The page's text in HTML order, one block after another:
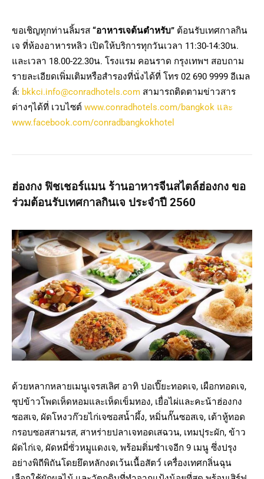
ขอเชิญทุกท่านลิ้มรส “อาหารเจต้นตำหรับ” ต้อนรับเทศกาลกิน
เจ ที่ห้องอาหารหลิว เปิดให้บริการทุกวันเวลา 11:30-14:30น.
และเวลา 18.00-22.30น. โรงแรม คอนราด กรุงเทพฯ สอบถาม
รายละเอียดเพิ่มเติมหรือสำรองที่นั่งได้ที่ โทร 02 690 9999 อีเมล
ล์: bkkci.info@conradhotels.com สามารถติดตามข่าวสาร
ต่างๆได้ที่ เวบไซต์ www.conradhotels.com/bangkok และ
www.facebook.com/conradbangkokhotel
ฮ่องกง ฟิชเชอร์แมน ร้านอาหารจีนสไตล์ฮ่องกง ขอ
ร่วมต้อนรับเทศกาลกินเจ ประจำปี 2560
ด้วยหลากหลายเมนูเจรสเลิศ อาทิ ปอเปี๊ยะทอดเจ, เผือกทอดเจ,
ซุปข้าวโพดเห็ดหอมและเห็ดเข็มทอง, เยื่อไผ่และคะน้าฮ่องกง
ซอสเจ, ผัดโหงวก๊วยไก่เจซอสน้ำผึ้ง, หมิ่นกั๊นซอสเจ, เต้าหู้ทอด
กรอบซอสสามรส, สาหร่ายปลาเจทอดเสฉวน, เทมปุระผัก, ข้าว
ผัดไก่เจ, ผัดหมี่ซั่วหมูแดงเจ, พร้อมติ่มซำเจอีก 9 เมนู ซึ่งปรุง
อย่างพิถีพิถันโดยยึดหลักงดเว้นเนื้อสัตว์ เครื่องเทศกลิ่นฉุน